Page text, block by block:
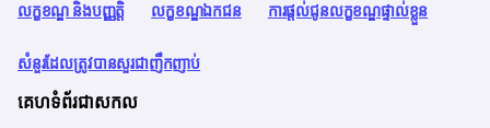
លក្ខខណ្ឌ និងបញ្ញត្តិ លក្ខខណ្ឌឯកជន ការផ្តល់ជូនលក្ខខណ្ឌផ្ទាល់ខ្លួន
សំនួរដែលត្រូវបានសួរជាញឹកញាប់
គេហទំព័រជាសកល